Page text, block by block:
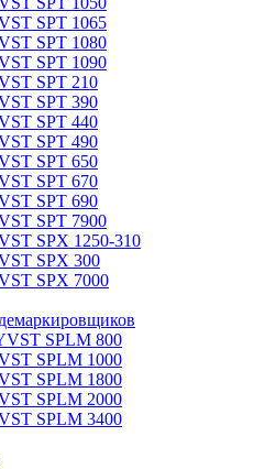
SPT 1065
SPT 1080
SPT 1090
SPT 210
SPT 390
SPT 440
SPT 490
SPT 650
SPT 670
SPT 690
SPT 7900
SPX 1250-310
SPX 300
SPX 7000
SPLM 800
SPLM 1000
SPLM 1800
SPLM 2000
SPLM 3400